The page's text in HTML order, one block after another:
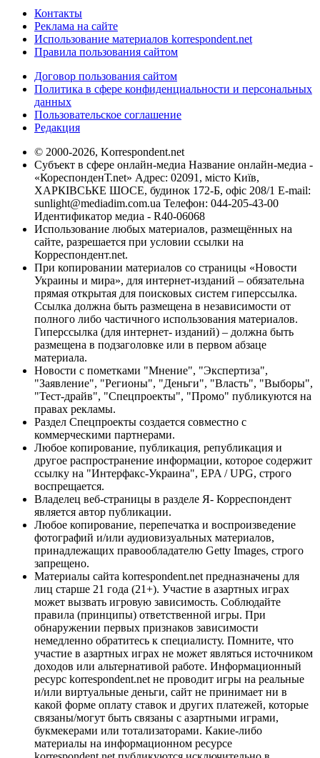
Контакты
Реклама на сайте
Использование материалов korrespondent.net
Правила пользования сайтом
Договор пользования сайтом
Политика в сфере конфиденциальности и персональных
данных
Пользовательское соглашение
Редакция
© 2000-2026, Korrespondent.net
Субъект в сфере онлайн-медиа Название онлайн-медиа -
«КореспонденТ.net» Адрес: 02091, місто Київ,
ХАРКІВСЬКЕ ШОСЕ, будинок 172-Б, офіс 208/1 E-mail:
sunlight@mediadim.com.ua Телефон: 044-205-43-00
Идентификатор медиа - R40-06068
Использование любых материалов, размещённых на
сайте, разрешается при условии ссылки на
Корреспондент.net.
При копировании материалов со страницы «Новости
Украины и мира», для интернет-изданий – обязательна
прямая открытая для поисковых систем гиперссылка.
Ссылка должна быть размещена в независимости от
полного либо частичного использования материалов.
Гиперссылка (для интернет- изданий) – должна быть
размещена в подзаголовке или в первом абзаце
материала.
Новости с пометками "Мнение", "Экспертиза",
"Заявление", "Регионы", "Деньги", "Власть", "Выборы",
"Тест-драйв", "Спецпроекты", "Промо" публикуются на
правах рекламы.
Раздел Спецпроекты создается совместно с
коммерческими партнерами.
Любое копирование, публикация, републикация и
другое распространение информации, которое содержит
ссылку на "Интерфакс-Украина", EPA / UPG, строго
воспрещается.
Владелец веб-страницы в разделе Я- Корреспондент
является автор публикации.
Любое копирование, перепечатка и воспроизведение
фотографий и/или аудиовизуальных материалов,
принадлежащих правообладателю Getty Images, строго
запрещено.
Материалы сайта korrespondent.net предназначены для
лиц старше 21 года (21+). Участие в азартных играх
может вызвать игровую зависимость. Соблюдайте
правила (принципы) ответственной игры. При
обнаружении первых признаков зависимости
немедленно обратитесь к специалисту. Помните, что
участие в азартных играх не может являться источником
доходов или альтернативой работе. Информационный
ресурс korrespondent.net не проводит игры на реальные
и/или виртуальные деньги, сайт не принимает ни в
какой форме оплату ставок и других платежей, которые
связаны/могут быть связаны с азартными играми,
букмекерами или тотализаторами. Какие-либо
материалы на информационном ресурсе